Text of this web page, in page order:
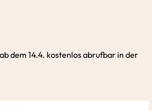
dem 14.4. kostenlos abrufbar in der